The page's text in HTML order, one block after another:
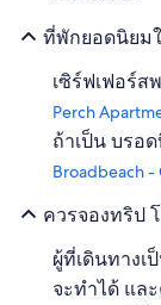
ที่พักยอดนิยม
เซิร์ฟเฟอร์
Perch
ถ้าเป็น บรอ
Broadbeach -
ควรจองทริป
ผู้ที่เดินทางเ
จะทำได้ แล